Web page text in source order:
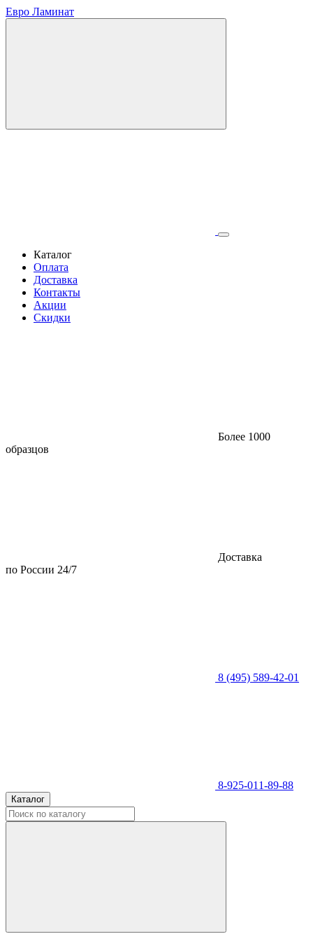
Евро Ламинат
Каталог
Оплата
Доставка
Контакты
Акции
Скидки
Более 1000
образцов
Доставка
по России 24/7
8 (495) 589-42-01
8-925-011-89-88
Каталог